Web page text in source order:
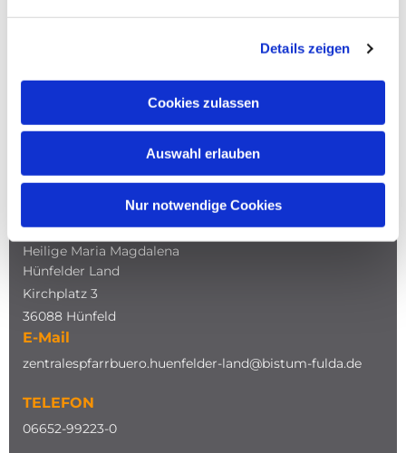
Details zeigen
Cookies zulassen
Auswahl erlauben
Nur notwendige Cookies
NAVIGATION
Katholische Kirche
Heilige Maria Magdalena
Hünfelder Land
Kirchplatz 3
36088 Hünfeld
E-Mail
zentralespfarrbuero.huenfelder-land@bistum-fulda.de
TELEFON
06652-99223-0